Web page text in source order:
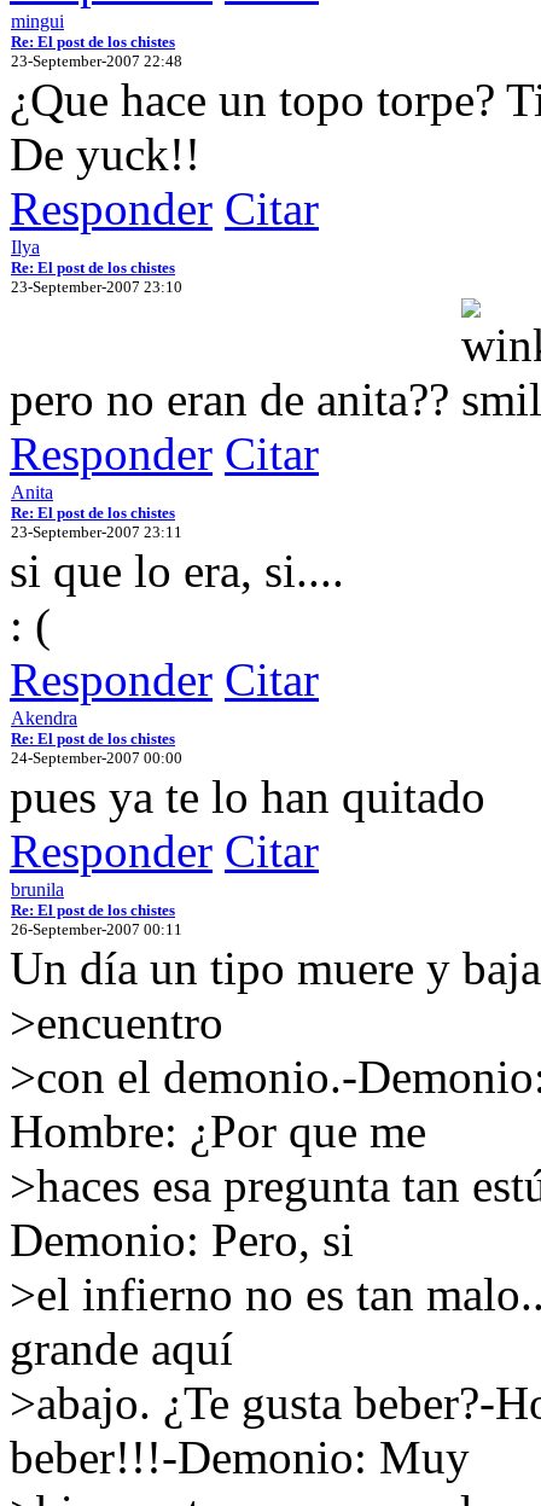
mingui
Re: El post de los chistes
23-September-2007 22:48
¿Que hace un topo torpe?
De yuck!!
Responder Citar
Ilya
Re: El post de los chistes
23-September-2007 23:10
pero no eran de anita??
Responder Citar
Anita
Re: El post de los chistes
23-September-2007 23:11
si que lo era, si....
: (
Responder Citar
Akendra
Re: El post de los chistes
24-September-2007 00:00
pues ya te lo han quitado
Responder Citar
brunila
Re: El post de los chistes
26-September-2007 00:11
Un día un tipo muere y
>encuentro
>con el demonio.-
Hombre: ¿Por que me
>haces esa pregunta tan
Demonio: Pero, si
>el infierno no es tan
grande aquí
>abajo. ¿Te gusta beber?-
beber!!!-Demonio: Muy